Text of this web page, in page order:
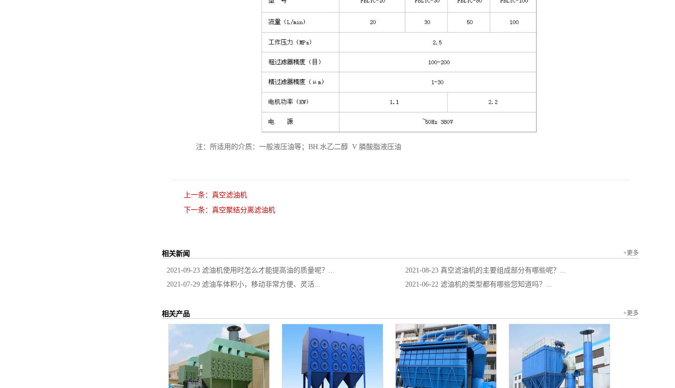
注：所适用的介质：一般液压油等； BH:水乙二醇 V 膦酸脂液压油
上一条： 真空滤油机
下一条： 真空聚结分离滤油机
相关新闻 +更多
2021-09-23 滤油机使用时怎么才能提高油的质量呢？... 2021-08-23 真空滤油机的主要组成部分有哪些呢？...
2021-07-29 滤油车体积小，移动非常方便、灵活... 2021-06-22 滤油机的类型都有哪些您知道吗？...
相关产品 +更多